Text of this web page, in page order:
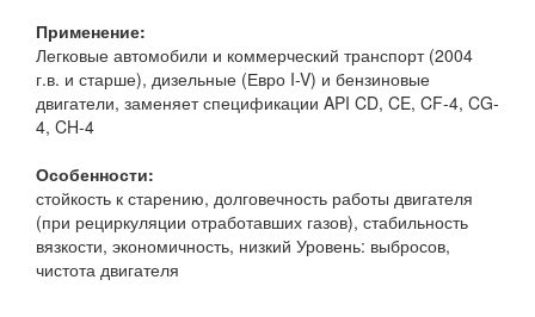
Применение:
Легковые автомобили и коммерческий транспорт (2004
г.в. и старше), дизельные (Евро I-V) и бензиновые
двигатели, заменяет спецификации API CD, CE, CF-4, CG-
4, CH-4
Особенности:
стойкость к старению, долговечность работы двигателя
(при рециркуляции отработавших газов), стабильность
вязкости, экономичность, низкий Уровень: выбросов,
чистота двигателя